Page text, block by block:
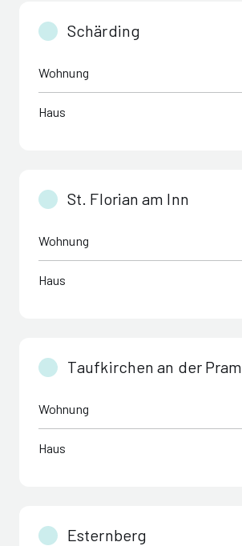
Schärding
Wohnung
Haus
St. Florian am Inn
Wohnung
Haus
Taufkirchen an der Pram
Wohnung
Haus
Esternberg